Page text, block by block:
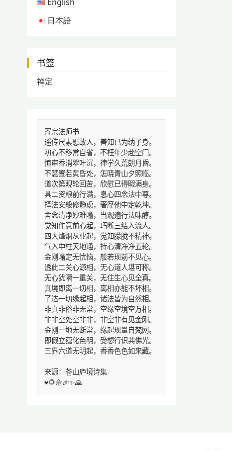
日本語
书签
禅定
寄宗法师书
遥传尺素慰故人，善知已为纳子身。
初心不移常自省，不枉年少赴空门。
慎审香消翠叶沉，律学久荒朗月昏。
不慧置若黄昏处，怎晓青山夕照临。
道次第观轮回苦，欣慰已得暇满身。
具二资粮前行满，息心四念法中尊。
择法安般修静虑，奢摩他中定乾坤。
舍念清净妙难喻，当观遍行法味醇。
觉知作意前心起，巧断三结入流人。
四大烽烟从业起，觉知朦胧不精神。
气入中柱天地通，持心清净净五轮。
金刚喻定无忧恼，般若现前不见心。
透此二关心源相，无心道人堪可称。
无心犹隔一重关，无住生心见全真。
真境即离一切相，离相亦能不坏相。
了达一切缘起相，诸法皆为自然相。
非真非俗非无常，空缘空境空万相。
非非空处空非非，非空非有见金刚。
金刚一地无断常，缘起现量自梵网。
即假立蕴化色明，受想行识共佛光。
三界六道无明起，香香色色如来藏。
来源：苍山庐境诗集
❤️🌻🌼🎉✨🙏